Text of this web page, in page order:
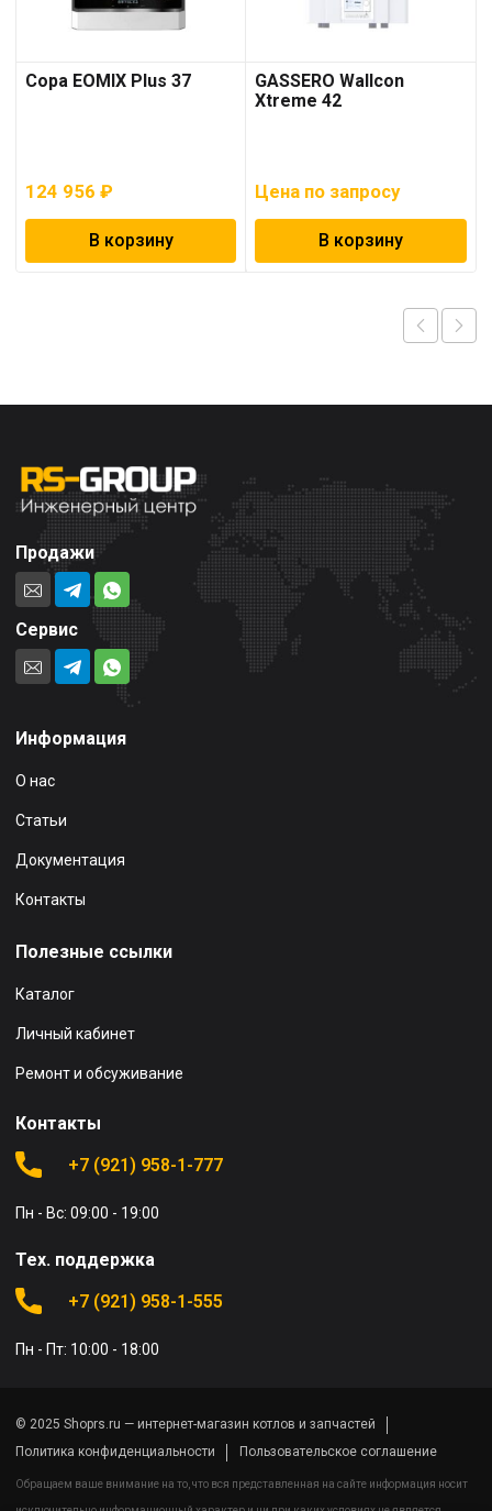
Copa EOMIX Plus 37
124 956 ₽
В корзину
GASSERO Wallcon
Xtreme 42
Цена по запросу
В корзину
Продажи
Сервис
Информация
О нас
Статьи
Документация
Контакты
Полезные ссылки
Каталог
Личный кабинет
Ремонт и обсуживание
Контакты
+7 (921) 958-1-777
Пн - Вс: 09:00 - 19:00
Тех. поддержка
+7 (921) 958-1-555
Пн - Пт: 10:00 - 18:00
© 2025 Shoprs.ru — интернет-магазин котлов и запчастей
Политика конфиденциальности
Пользовательское соглашение
Обращаем ваше внимание на то, что вся представленная на сайте информация носит